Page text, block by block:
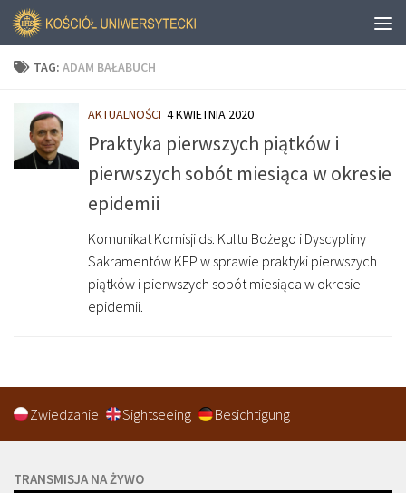
TAG: ADAM BAŁABUCH
AKTUALNOŚCI 4 KWIETNIA 2020
Praktyka pierwszych piątków i
pierwszych sobót miesiąca w okresie
epidemii
Komunikat Komisji ds. Kultu Bożego i Dyscypliny
Sakramentów KEP w sprawie praktyki pierwszych
piątków i pierwszych sobót miesiąca w okresie
epidemii.
Zwiedzanie Sightseeing Besichtigung
TRANSMISJA NA ŻYWO